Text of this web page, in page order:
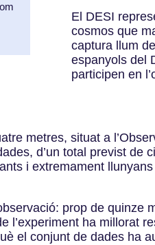
El DESI
cosmos que
captura llum
espanyols del
participen en
metres, situat a
d’un total previst de
i extremament
prop de quinze
l’experiment ha millorat
el conjunt de dades ha